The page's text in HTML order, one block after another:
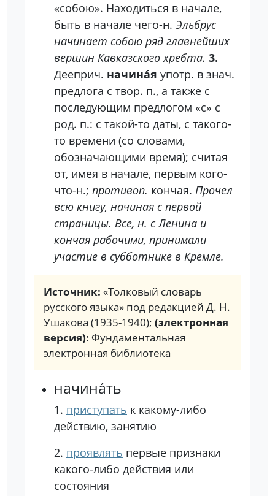
«собою». Находиться в начале,
быть в начале чего-н. Эльбрус
начинает собою ряд главнейших
вершин Кавказского хребта. 3.
Дееприч. начина́я употр. в знач.
предлога с твор. п., а также с
последующим предлогом «с» с
род. п.: с такой-то даты, с такого-
то времени (со словами,
обозначающими время); считая
от, имея в начале, первым кого-
что-н.; противоп. кончая. Прочел
всю книгу, начиная с первой
страницы. Все, н. с Ленина и
кончая рабочими, принимали
участие в субботнике в Кремле.
Источник: «Толковый словарь
русского языка» под редакцией Д. Н.
Ушакова (1935-1940); (электронная
версия): Фундаментальная
электронная библиотека
начина́ть
1. приступать к какому-либо
действию, занятию
2. проявлять первые признаки
какого-либо действия или
состояния